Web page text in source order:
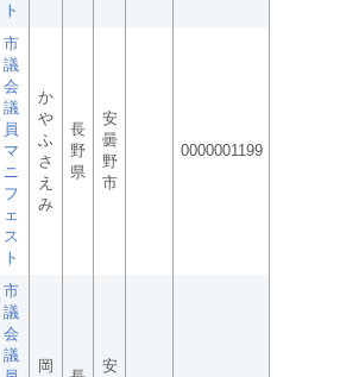
ト
市
議
会
議
員
マ
ニ
フ
ェ
ス
ト
か
や
ふ
さ
え
み
長
野
県
安
曇
野
市
0000001199
市
議
会
議
岡
安